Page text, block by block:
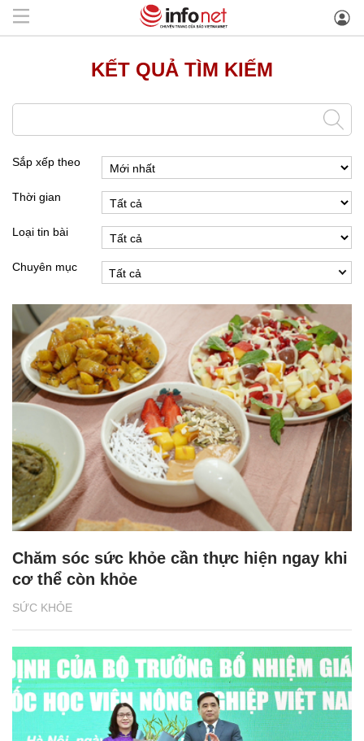
KẾT QUẢ TÌM KIẾM
Sắp xếp theo
Thời gian
Loại tin bài
Chuyên mục Tất cả
SỨC KHỎE
Chăm sóc sức khỏe cần thực hiện ngay khi
cơ thể còn khỏe